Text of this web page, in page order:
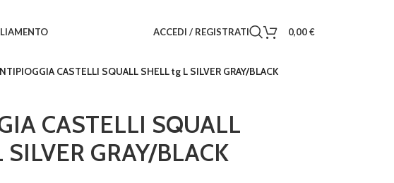
ACCEDI / REGISTRATI 0,00€
CASTELLI SQUALL SHELL tg L SILVER GRAY/BLACK
CASTELLI SQUALL
GRAY/BLACK